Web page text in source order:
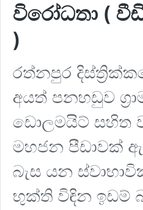
විරෝධතා (
)
රත්නපුර
අයත් පනහඩුව
ඩොලමයිට් සහිත
මහජන පීඩාවක්
බැස යන
භුක්ති විඳින ඉඩම්